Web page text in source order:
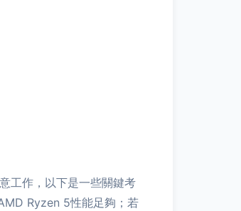
工作，以下是一些關鍵考
Ryzen 5性能足夠；若